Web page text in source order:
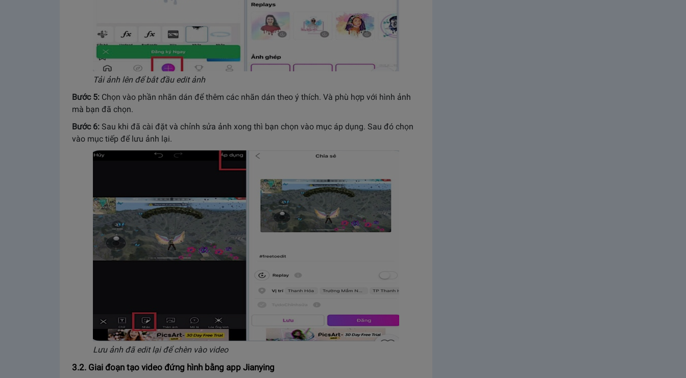
Tải ảnh lên để bắt đầu edit ảnh
Bước 5: Chọn vào phần nhãn dán để thêm các nhãn dán theo ý thích. Và phù hợp với hình ảnh
mà bạn đã chọn.
Bước 6: Sau khi đã cài đặt và chỉnh sửa ảnh xong thì bạn chọn vào mục áp dụng. Sau đó chọn
vào mục tiếp để lưu ảnh lại.
Lưu ảnh đã edit lại để chèn vào video
3.2. Giai đoạn tạo video đứng hình bằng app Jianying